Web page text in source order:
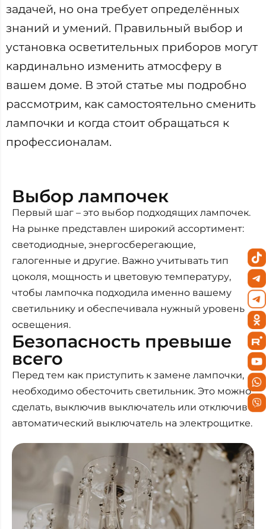
задачей, но она требует определённых
знаний и умений. Правильный выбор и
установка осветительных приборов могут
кардинально изменить атмосферу в
вашем доме. В этой статье мы подробно
рассмотрим, как самостоятельно сменить
лампочки и когда стоит обращаться к
профессионалам.
Выбор лампочек
Первый шаг – это выбор подходящих лампочек.
На рынке представлен широкий ассортимент:
светодиодные, энергосберегающие,
галогенные и другие. Важно учитывать тип
цоколя, мощность и цветовую температуру,
чтобы лампочка подходила именно вашему
светильнику и обеспечивала нужный уровень
освещения.
Безопасность превыше
всего
Перед тем как приступить к замене лампочки,
необходимо обесточить светильник. Это можно
сделать, выключив выключатель или отключив
автоматический выключатель на электрощитке.